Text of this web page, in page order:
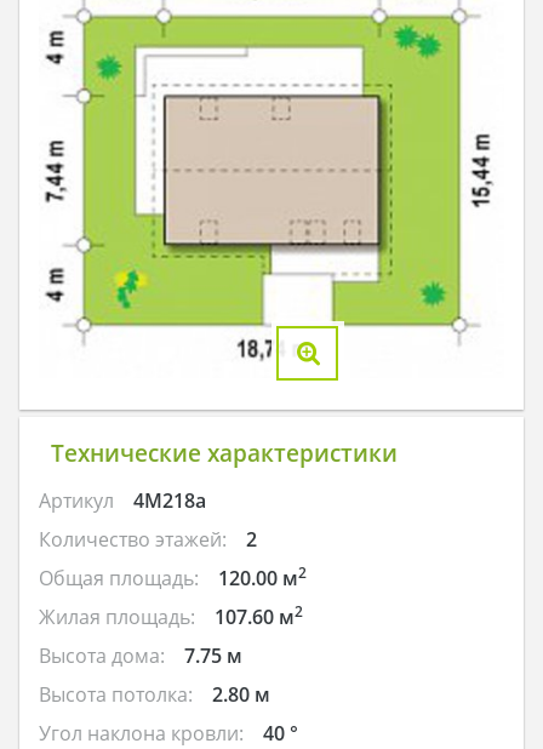
Технические характеристики
Артикул
4M218a
Количество этажей:
2
Общая площадь:
120.00 м2
Жилая площадь: 107.60 м2
Высота дома:
7.75 м
Высота потолка:
2.80 м
Угол наклона кровли:
40 °